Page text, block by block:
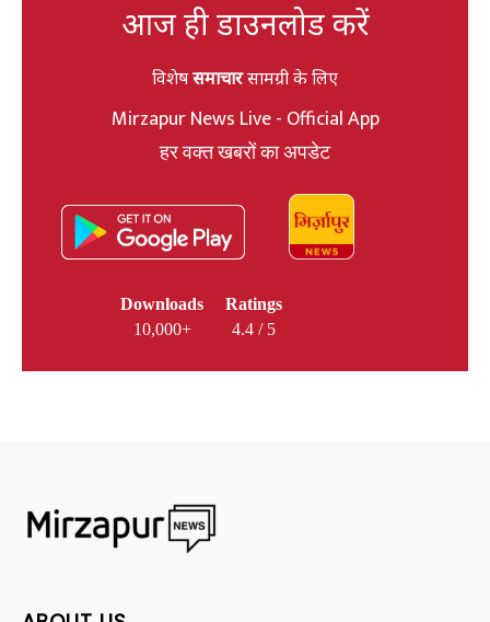
आज ही डाउनलोड करें
विशेषसमाचारसामग्री के लिए
Mirzapur News Live - Official App
हर वक्त खबरों का अपडेट
Downloads
10,000+
Ratings
4.4 / 5